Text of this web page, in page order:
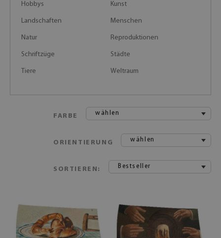
Hobbys Kunst
Landschaften Menschen
Natur Reproduktionen
Schriftzüge Städte
Tiere Weltraum
FARBE wählen
ORIENTIERUNG wählen
SORTIEREN: Bestseller